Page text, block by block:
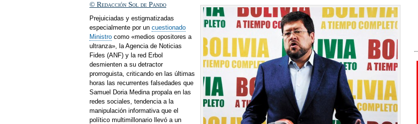
© Redacción Sol de Pando
Prejuiciadas y estigmatizadas
especialmente por un cuestionado
Ministro como «medios opositores a
ultranza», la Agencia de Noticias
Fides (ANF) y la red Erbol
desmienten a su detractor
prorroguista, criticando en las últimas
horas las recurrentes falsedades que
Samuel Doria Medina propala en las
redes sociales, tendencia a la
manipulación informativa que el
político multimillonario llevó a un